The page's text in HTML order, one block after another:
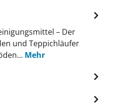
– Der
und Teppichläufer
Mehr